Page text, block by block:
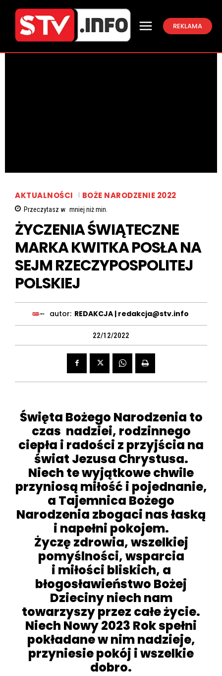
REKLAMA
AKTUALNOŚCI BOŻE NARODZENIE 2022
Przeczytasz w mniej niżmin.
ŻYCZENIA ŚWIĄTECZNE
MARKA KWITKA POSŁA NA
SEJM RZECZYPOSPOLITEJ
POLSKIEJ
autor: REDAKCJA | redakcja@stv.info
22/12/2022
Święta Bożego Narodzenia to
czas nadziei, rodzinnego
ciepła i radości z przyjścia na
świat Jezusa Chrystusa.
Niech te wyjątkowe chwile
przyniosą miłość i pojednanie,
a Tajemnica Bożego
Narodzenia zbogaci nas łaską
i napełni pokojem.
Życzę zdrowia, wszelkiej
pomyślności, wsparcia
i miłości bliskich, a
błogosławieństwo Bożej
Dzieciny niech nam
towarzyszy przez całe życie.
Niech Nowy 2023 Rok spełni
pokładane w nim nadzieje,
przyniesie pokój i wszelkie
dobro.